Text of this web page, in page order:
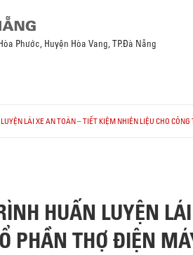
Phước, Huyện Hòa Vang, TP.Đà Nẵng
LÁI XE AN TOÀN – TIẾT KIỆM NHIÊN LIỆU CHO
HUẤN LUYỆN
PHẦN THỢ ĐIỆN